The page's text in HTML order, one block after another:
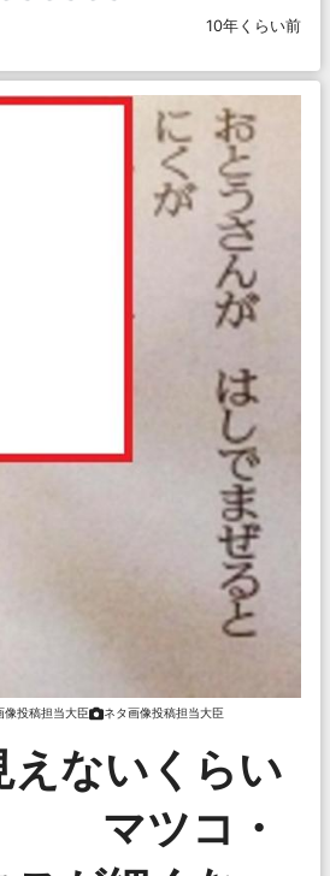
10年くらい前
像投稿担当大臣 ネタ画像投稿担当大臣
えないくらい
ツコ・